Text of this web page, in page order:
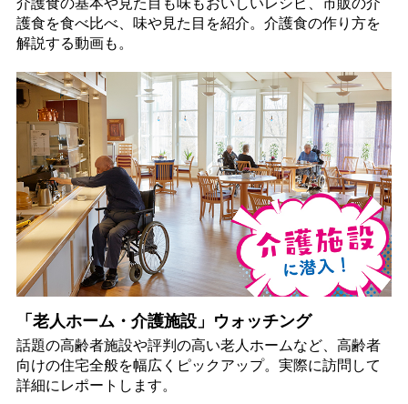
介護食の基本や見た目も味もおいしいレシピ、市販の介
護食を食べ比べ、味や見た目を紹介。介護食の作り方を
解説する動画も。
「老人ホーム・介護施設」ウォッチング
話題の高齢者施設や評判の高い老人ホームなど、高齢者
向けの住宅全般を幅広くピックアップ。実際に訪問して
詳細にレポートします。